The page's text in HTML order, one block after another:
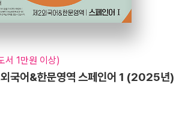
서 1만원 이상)
국어&한문영역 스페인어 1 (2025년)